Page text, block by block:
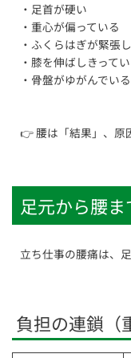
・足首が硬い
・重心が偏っている
・ふくらはぎが緊張
・膝を伸ばしきって
・骨盤がゆがんでいる
👉 腰は「結果」、原
足元から腰
立ち仕事の腰痛は、
負担の連鎖（